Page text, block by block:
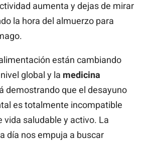
aumenta y dejas de mirar
la hora del almuerzo para
están cambiando
global y la medicina
demostrando que el desayuno
es totalmente incompatible
vida saludable y activo. La
día nos empuja a buscar